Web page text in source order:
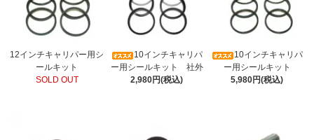
12インチキャリパー用シ
ールキット
SOLD OUT
10インチキャリパ
ー用シールキット 社外
2,980円(税込)
10インチキャリパ
ー用シールキット
5,980円(税込)